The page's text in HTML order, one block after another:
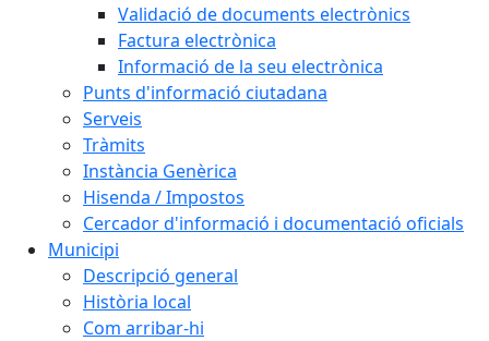
Validació de documents electrònics
Factura electrònica
Informació de la seu electrònica
Punts d'informació ciutadana
Serveis
Tràmits
Instància Genèrica
Hisenda / Impostos
Cercador d'informació i documentació oficials
Municipi
Descripció general
Història local
Com arribar-hi